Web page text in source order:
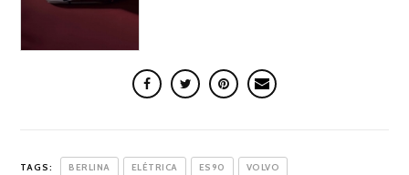
TAGS: BERLINA ELÉTRICA ES90 VOLVO